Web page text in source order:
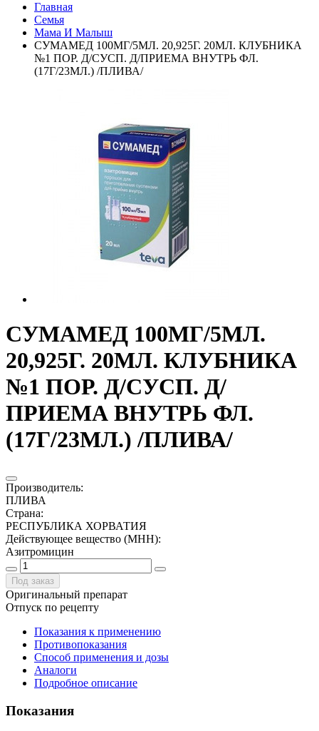
Главная
Семья
Мама И Малыш
СУМАМЕД 100МГ/5МЛ. 20,925Г. 20МЛ. КЛУБНИКА
№1 ПОР. Д/СУСП. Д/ПРИЕМА ВНУТРЬ ФЛ.
(17Г/23МЛ.) /ПЛИВА/
СУМАМЕД 100МГ/5МЛ.
20,925Г. 20МЛ. КЛУБНИКА
№1 ПОР. Д/СУСП. Д/
ПРИЕМА ВНУТРЬ ФЛ.
(17Г/23МЛ.) /ПЛИВА/
Производитель:
ПЛИВА
Страна:
РЕСПУБЛИКА ХОРВАТИЯ
Действующее вещество (МНН):
Азитромицин
Под заказ
Оригинальный препарат
Отпуск по рецепту
Показания к применению
Противопоказания
Способ применения и дозы
Аналоги
Подробное описание
Показания